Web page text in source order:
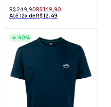
R$ 249,90R$ 149,90
Até 12x de R$ 12,49
40%